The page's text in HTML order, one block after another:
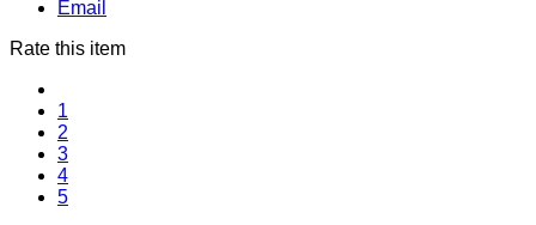
Email
Rate this item
1
2
3
4
5